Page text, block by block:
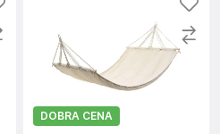
DOBRA CENA